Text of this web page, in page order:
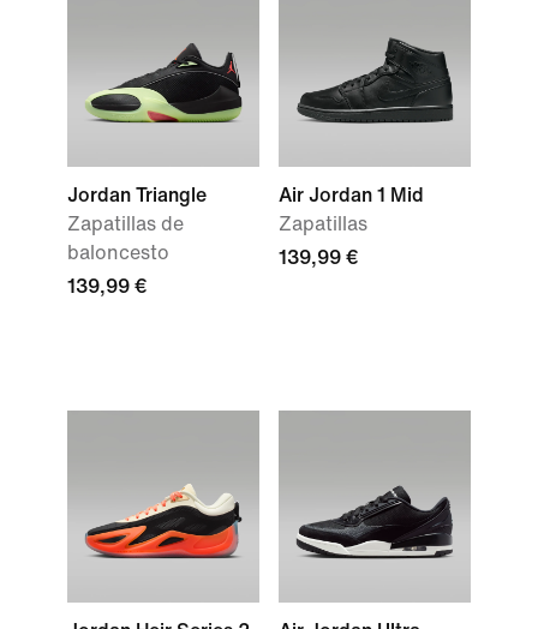
Jordan Triangle
Zapatillas de
baloncesto
139,99 €
Air Jordan 1 Mid
Zapatillas
139,99 €